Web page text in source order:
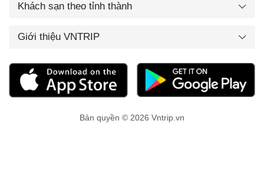
Khách sạn theo tỉnh thành
Giới thiệu VNTRIP
Bản quyền © 2026 Vntrip.vn